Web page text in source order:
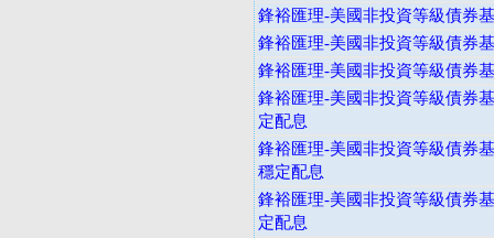
鋒裕匯理-美國非投資等級債券
鋒裕匯理-美國非投資等級債券
鋒裕匯理-美國非投資等級債券
鋒裕匯理-美國非投資等級債券
定配息
鋒裕匯理-美國非投資等級債券
穩定配息
鋒裕匯理-美國非投資等級債券
定配息